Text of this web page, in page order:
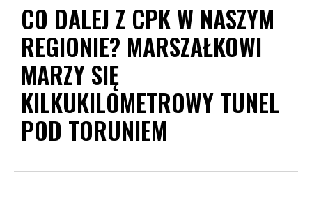
CO DALEJ Z CPK W NASZYM
REGIONIE? MARSZAŁKOWI
MARZY SIĘ
KILKUKILOMETROWY TUNEL
POD TORUNIEM